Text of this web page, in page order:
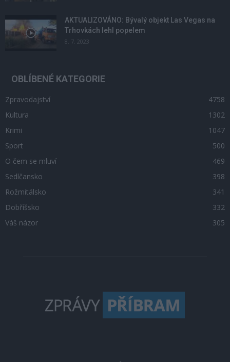
AKTUALIZOVÁNO: Bývalý objekt Las Vegas na
Trhovkách lehl popelem
8. 7. 2023
OBLÍBENÉ KATEGORIE
Zpravodajství
4758
Kultura
1302
Krimi
1047
Sport
500
O čem se mluví
469
Sedlčansko
398
Rožmitálsko
341
Dobříšsko
332
Váš názor
305